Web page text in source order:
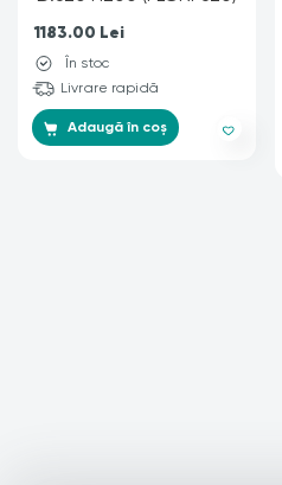
1183.00 Lei
În stoc
Livrare rapidă
Adaugă în coș